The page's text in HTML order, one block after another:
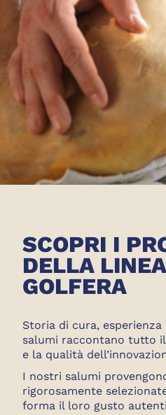
SCOPRI I
DELLA
GOLFERA
Storia di cura,
salumi raccontano tutto
e la qualità
I nostri salumi
rigorosamente
forma il loro gusto